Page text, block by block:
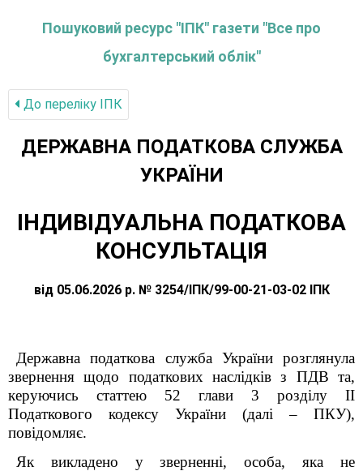
Пошуковий ресурс "ІПК" газети "Все про
бухгалтерський облік"
До переліку IПК
ДЕРЖАВНА ПОДАТКОВА СЛУЖБА
УКРАЇНИ
ІНДИВІДУАЛЬНА ПОДАТКОВА
КОНСУЛЬТАЦІЯ
від 05.06.2026 р. № 3254/ІПК/99-00-21-03-02 ІПК
Державна податкова служба України розглянула
звернення щодо податкових наслідків з ПДВ та,
керуючись статтею 52 глави 3 розділу ІІ
Податкового кодексу України (далі – ПКУ),
повідомляє.
Як викладено у зверненні, особа, яка не